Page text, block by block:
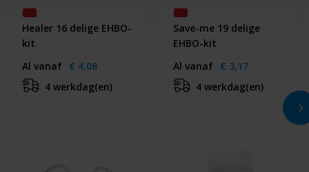
Healer 16 delige EHBO-
kit
Al vanaf € 4,08
4 werkdag(en)
Save-me 19 delige
EHBO-kit
Al vanaf € 3,17
4 werkdag(en)